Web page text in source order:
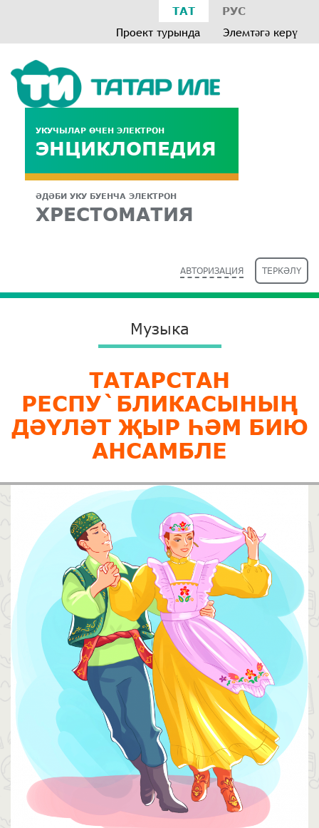
ТАТ РУС
Проект турында Элемтәгә керү
УКУЧЫЛАР ӨЧЕН ЭЛЕКТРОН
ЭНЦИКЛОПЕДИЯ
ӘДӘБИ УКУ БУЕНЧА ЭЛЕКТРОН
ХРЕСТОМАТИЯ
АВТОРИЗАЦИЯ ТЕРКӘЛҮ
Музыка
ТАТАРСТАН
РЕСПУ`БЛИКАСЫНЫҢ
ДӘҮЛӘТ ҖЫР ҺӘМ БИЮ
АНСАМБЛЕ